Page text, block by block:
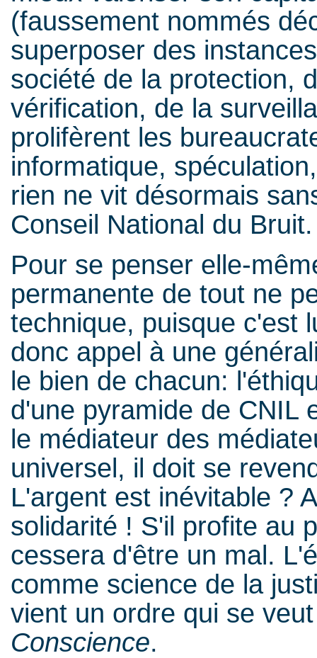
(faussement nommés
superposer des
société de la protection,
vérification, de la
prolifèrent les
informatique,
rien ne vit désormais
Conseil National du Bruit.
Pour se penser elle-
permanente de tout ne
technique, puisque c'est
donc appel à une
le bien de chacun:
d'une pyramide de CNIL
le médiateur des
universel, il doit se
L'argent est inévitable ?
solidarité ! S'il profite au
cessera d'être un mal.
comme science de la
vient un ordre qui se
Conscience.